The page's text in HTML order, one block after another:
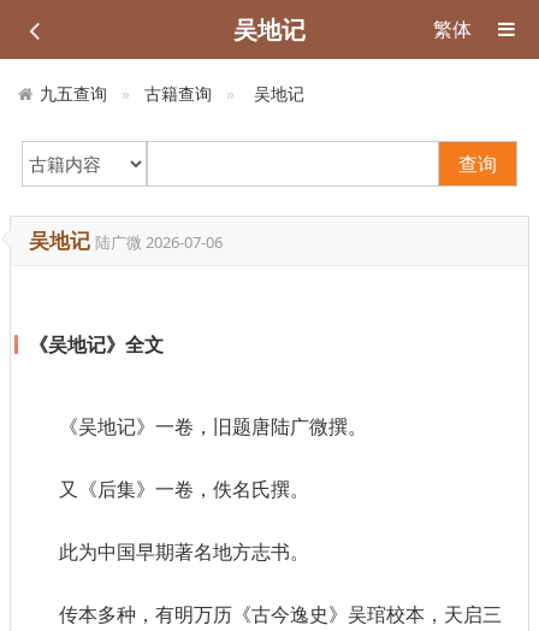
吴地记 繁体
九五查询 古籍查询 吴地记
查询
吴地记 陆广微 2026-07-06
《吴地记》全文
《吴地记》一卷，旧题唐陆广微撰。
又《后集》一卷，佚名氏撰。
此为中国早期著名地方志书。
传本多种，有明万历《古今逸史》吴琯校本，天启三